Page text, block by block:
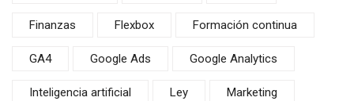
Finanzas Flexbox Formación continua
GA4 Google Ads Google Analytics
Inteligencia artificial Ley Marketing